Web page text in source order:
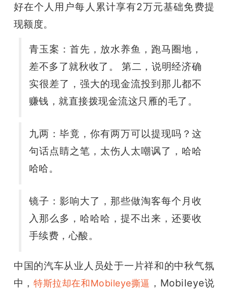
好在个人用户每人累计享有2万元基础免费提
现额度。
青玉案： 首先，放水养鱼，跑马圈地，
差不多了就秋收了。 第二，说明经济确
实很差了，强大的现金流投到那儿都不
赚钱，就直接拨现金流这只雁的毛了。
九两： 毕竟，你有两万可以提现吗？这
句话点睛之笔，太伤人太嘲讽了，哈哈
哈哈。
镜子： 影响大了，那些做淘客每个月收
入那么多，哈哈哈，提不出来，还要收
手续费，心酸。
中国的汽车从业人员处于一片祥和的中秋气氛
中，特斯拉却在和Mobileye撕逼 ，Mobileye说